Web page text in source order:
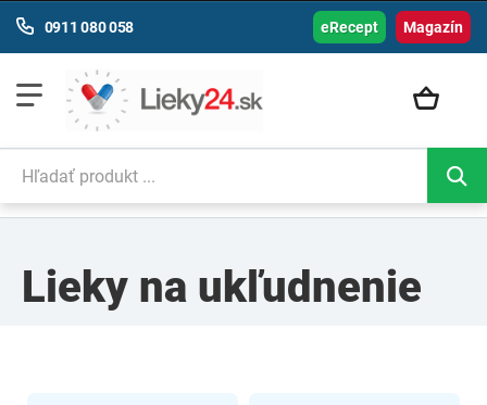
Magazín
0911 080 058 eRecept
Lieky na ukľudnenie